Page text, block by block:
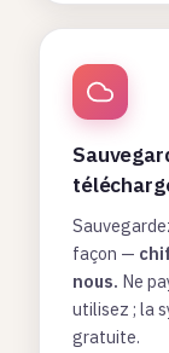
façon —
nous. Ne
utilisez ; la
gratuite.